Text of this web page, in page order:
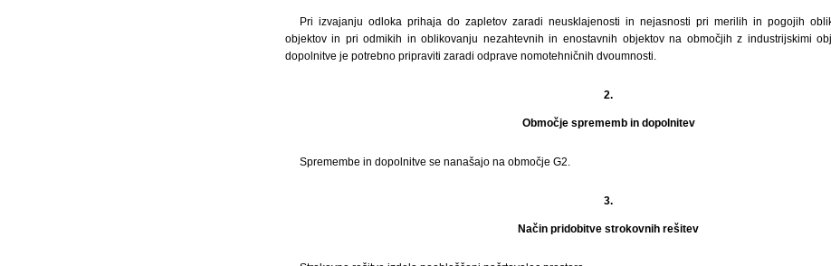
Pri izvajanju odloka prihaja do zapletov zaradi neusklajenosti in nejasnosti pri merilih in pogojih
objektov in pri odmikih in oblikovanju nezahtevnih in enostavnih objektov na območjih z industrijskimi
dopolnitve je potrebno pripraviti zaradi odprave nomotehničnih dvoumnosti.
2.
Območje sprememb in dopolnitev
Spremembe in dopolnitve se nanašajo na območje G2.
3.
Način pridobitve strokovnih rešitev